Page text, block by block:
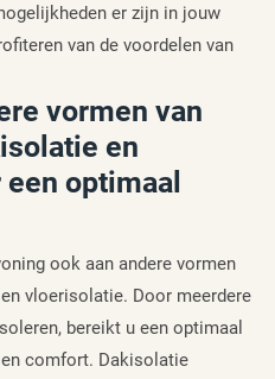
er zijn in jouw
van de voordelen van
vormen van
en
optimaal
ook aan andere vormen
vloerisolatie. Door meerdere
bereikt u een optimaal
comfort. Dakisolatie